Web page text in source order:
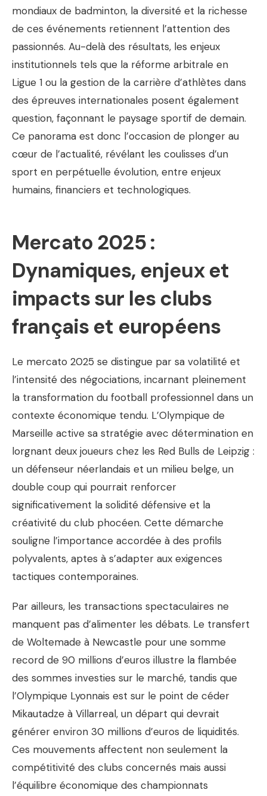
mondiaux de badminton, la diversité et la richesse
de ces événements retiennent l’attention des
passionnés. Au-delà des résultats, les enjeux
institutionnels tels que la réforme arbitrale en
Ligue 1 ou la gestion de la carrière d’athlètes dans
des épreuves internationales posent également
question, façonnant le paysage sportif de demain.
Ce panorama est donc l’occasion de plonger au
cœur de l’actualité, révélant les coulisses d’un
sport en perpétuelle évolution, entre enjeux
humains, financiers et technologiques.
Mercato 2025 :
Dynamiques, enjeux et
impacts sur les clubs
français et européens
Le mercato 2025 se distingue par sa volatilité et
l’intensité des négociations, incarnant pleinement
la transformation du football professionnel dans un
contexte économique tendu. L’Olympique de
Marseille active sa stratégie avec détermination en
lorgnant deux joueurs chez les Red Bulls de Leipzig :
un défenseur néerlandais et un milieu belge, un
double coup qui pourrait renforcer
significativement la solidité défensive et la
créativité du club phocéen. Cette démarche
souligne l’importance accordée à des profils
polyvalents, aptes à s’adapter aux exigences
tactiques contemporaines.
Par ailleurs, les transactions spectaculaires ne
manquent pas d’alimenter les débats. Le transfert
de Woltemade à Newcastle pour une somme
record de 90 millions d’euros illustre la flambée
des sommes investies sur le marché, tandis que
l’Olympique Lyonnais est sur le point de céder
Mikautadze à Villarreal, un départ qui devrait
générer environ 30 millions d’euros de liquidités.
Ces mouvements affectent non seulement la
compétitivité des clubs concernés mais aussi
l’équilibre économique des championnats